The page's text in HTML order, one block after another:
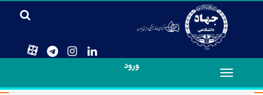
ورود
Toggle
navigation